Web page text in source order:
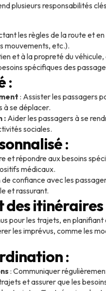
plusieurs responsabilités
les règles de la route et
mouvements, etc.).
et à la propreté du
spécifiques des
:
: Assister les passagers
à se déplacer.
: Aider les passagers à se
sociales.
:
et répondre aux besoins
médicaux.
confiance avec les
et rassurant.
des itinéraires
pour les trajets, en
les imprévus, comme les
:
: Communiquer
et assurer que les